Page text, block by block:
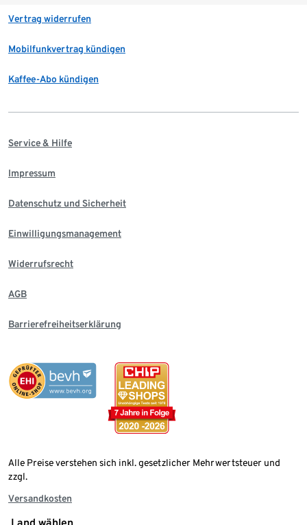
Vertrag widerrufen
Mobilfunkvertrag kündigen
Kaffee-Abo kündigen
Service & Hilfe
Impressum
Datenschutz und Sicherheit
Einwilligungsmanagement
Widerrufsrecht
AGB
Barrierefreiheitserklärung
Alle Preise verstehen sich inkl. gesetzlicher Mehrwertsteuer und
zzgl.
Versandkosten